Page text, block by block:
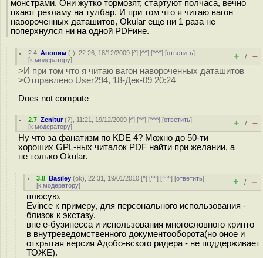
монстрами. Они жутко тормозят, стартуют полчаса, вечно
пхают рекламу на тулбар. И при том что я читаю вагон
навороченных даташитов, Okular еще ни 1 раза не
поперхнулся ни на одной PDFине.
2.4 ,Аноним (-), 22:26, 18/12/2009 [^] [^^] [^^^] [ответить]
[к модератору] + / –
>И при том что я читаю вагон навороченных даташитов
>Отправлено User294, 18-Дек-09 20:24
Does not compute
2.7 ,Zenitur(?), 11:21, 19/12/2009 [^] [^^] [^^^] [ответить]
[к модератору] + / –
Ну что за фанатизм по KDE 4? Можно до 50-ти
хороших GPL-ных читалок PDF найти при желании, а
не только Okular.
3.8 ,Basiley (ok), 22:31, 19/01/2010 [^] [^^] [^^^] [ответить]
[к модератору] + / –
плюсую.
Evince к примеру, для персонального использования -
близок к экстазу.
вне е-бузинесса и использования многословного крипто
в внутреведомственного документооборота(но оное и
открытая версия Адобо-вского ридера - не поддерживает
ТОЖЕ).